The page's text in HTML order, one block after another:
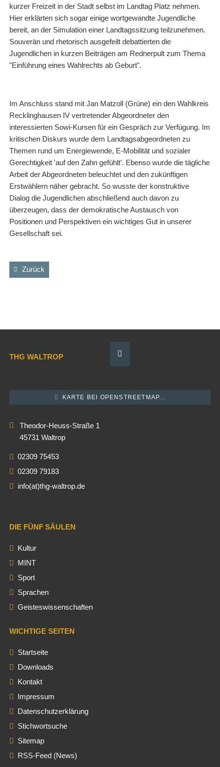
kurzer Freizeit in der Stadt selbst im Landtag Platz nehmen.
Hier erklärten sich sogar einige wortgewandte Jugendliche
bereit, an der Simulation einer Landtagssitzung teilzunehmen.
Souverän und rhetorisch ausgefeilt debattierten die
Jugendlichen in kurzen Beiträgen am Rednerpult zum Thema
"Einführung eines Wahlrechts ab Geburt".
Im Anschluss stand mit Jan Matzoll (Grüne) ein den Wahlkreis
Recklinghausen IV vertretender Abgeordneter den
interessierten Sowi-Kursen für ein Gespräch zur Verfügung. Im
kritischen Diskurs wurde dem Landtagsabgeordneten zu
Themen rund um Energiewende, E-Mobilität und sozialer
Gerechtigkeit 'auf den Zahn gefühlt'. Ebenso wurde die tägliche
Arbeit der Abgeordneten beleuchtet und den zukünftigen
Erstwählern näher gebracht. So wusste der konstruktive
Dialog die Jugendlichen abschließend auch davon zu
überzeugen, dass der demokratische Austausch von
Positionen und Perspektiven ein wichtiges Gut in unserer
Gesellschaft sei.
Zurück
THG WALTROP
KARTE BEI OPENSTREETMAP...
Theodor-Heuss-Straße 1
45731 Waltrop
02309 75453
02309 79183
info(at)thg-waltrop.de
DIE FÜNF SÄULEN
Kultur
MINT
Sport
Sprachen
Geisteswissenschaften
WICHTIGE SEITEN
Startseite
Downloads
Kontakt
Impressum
Datenschutzerklärung
Stichwortsuche
Sitemap
RSS-Feed (News)